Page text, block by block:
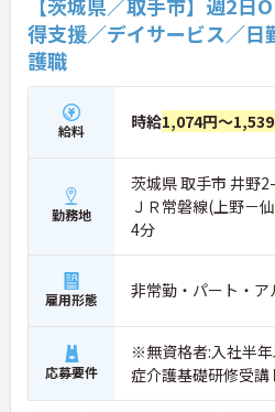
【茨城県／取手市】週2日
得支援／デイサービス／日
護職
給料 時給1,074円～
勤務地
茨城県 取手市 井野
ＪＲ常磐線(上野－
4分
雇用形態 非常勤・パート・ア
応募要件
※無資格者:入社半
症介護基礎研修受